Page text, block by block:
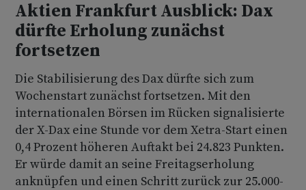
Aktien Frankfurt Ausblick: Dax
dürfte Erholung zunächst
fortsetzen
Die Stabilisierung des Dax dürfte sich zum
Wochenstart zunächst fortsetzen. Mit den
internationalen Börsen im Rücken signalisierte
der X-Dax eine Stunde vor dem Xetra-Start einen
0,4 Prozent höheren Auftakt bei 24.823 Punkten.
Er würde damit an seine Freitagserholung
anknüpfen und einen Schritt zurück zur 25.000-